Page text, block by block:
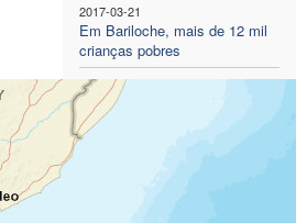
2017-03-21
Em Bariloche, mais de 12 mil
crianças pobres